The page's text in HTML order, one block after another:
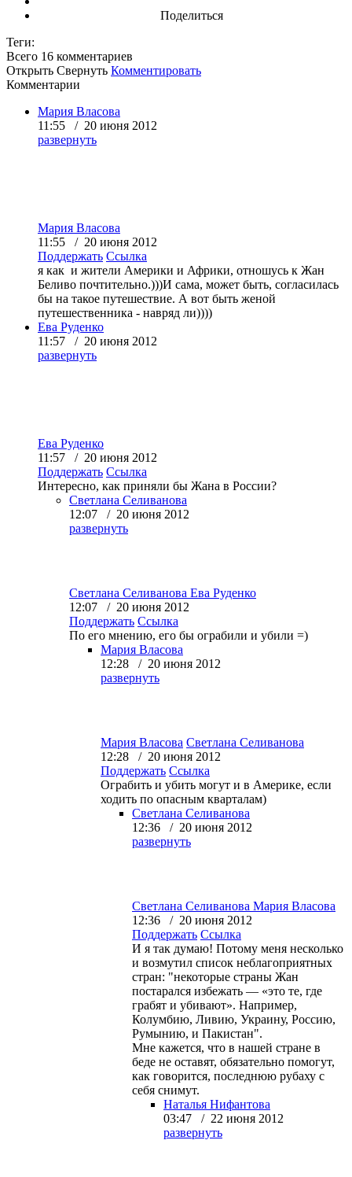
Поделиться
Теги:
Всего 16 комментариев
Открыть Свернуть Комментировать
Комментарии
Мария Власова
11:55 / 20 июня 2012
развернуть
Мария Власова
11:55 / 20 июня 2012
Поддержать Ссылка
я как и жители Америки и Африки, отношусь к Жан
Беливо почтительно.)))И сама, может быть, согласилась
бы на такое путешествие. А вот быть женой
путешественника - навряд ли))))
Ева Руденко
11:57 / 20 июня 2012
развернуть
Ева Руденко
11:57 / 20 июня 2012
Поддержать Ссылка
Интересно, как приняли бы Жана в России?
Светлана Селиванова
12:07 / 20 июня 2012
развернуть
Светлана Селиванова Ева Руденко
12:07 / 20 июня 2012
Поддержать Ссылка
По его мнению, его бы ограбили и убили =)
Мария Власова
12:28 / 20 июня 2012
развернуть
Мария Власова Светлана Селиванова
12:28 / 20 июня 2012
Поддержать Ссылка
Ограбить и убить могут и в Америке, если
ходить по опасным кварталам)
Светлана Селиванова
12:36 / 20 июня 2012
развернуть
Светлана Селиванова Мария Власова
12:36 / 20 июня 2012
Поддержать Ссылка
И я так думаю! Потому меня несколько
и возмутил список неблагоприятных
стран: "некоторые страны Жан
постарался избежать — «это те, где
грабят и убивают». Например,
Колумбию, Ливию, Украину, Россию,
Румынию, и Пакистан".
Мне кажется, что в нашей стране в
беде не оставят, обязательно помогут,
как говорится, последнюю рубаху с
себя снимут.
Наталья Нифантова
03:47 / 22 июня 2012
развернуть